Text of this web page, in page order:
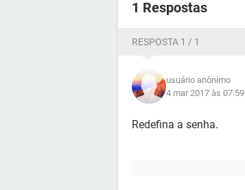
1 Respostas
RESPOSTA 1 / 1
usuário anônimo
4 mar 2017 às 07:59
Redefina a senha.